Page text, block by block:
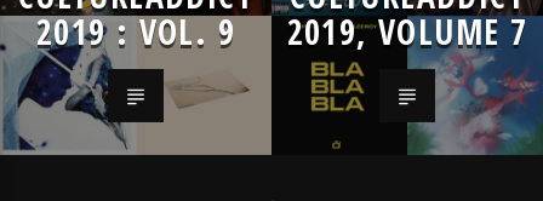
2019 : VOL. 9 2019, VOLUME 7